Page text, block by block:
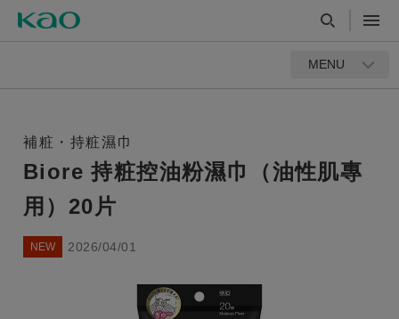
MENU
補粧・持粧濕巾
Biore 持粧控油粉濕巾（油性肌專
用）20片
NEW 2026/04/01